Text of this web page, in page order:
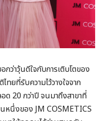
ว่าวุ้นดีใจกับการเติบโตของ
ทยที่รับความไว้วางใจจาก
ด 20 กว่าปี จนมาถึงสาขาที่
หนึ่งของ JM COSMETICS